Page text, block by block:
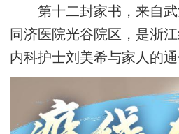
第十二封家书，来自武
同济医院光谷院区，是浙
内科护士刘美希与家人的通